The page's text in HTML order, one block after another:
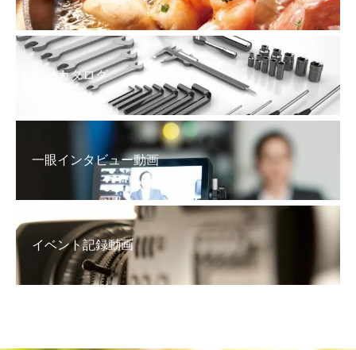
商品カタログ
一眼インタビュー動画
イベント記録動画